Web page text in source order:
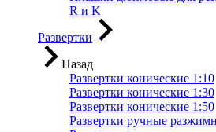
R и K
Развертки
Назад
Развертки конические 1:10
Развертки конические 1:30
Развертки конические 1:50
Развертки ручные